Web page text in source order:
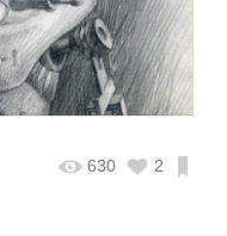
630 2